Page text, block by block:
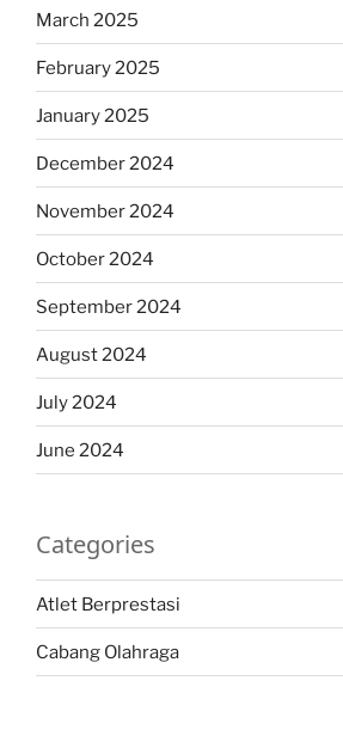
March 2025
February 2025
January 2025
December 2024
November 2024
October 2024
September 2024
August 2024
July 2024
June 2024
Categories
Atlet Berprestasi
Cabang Olahraga